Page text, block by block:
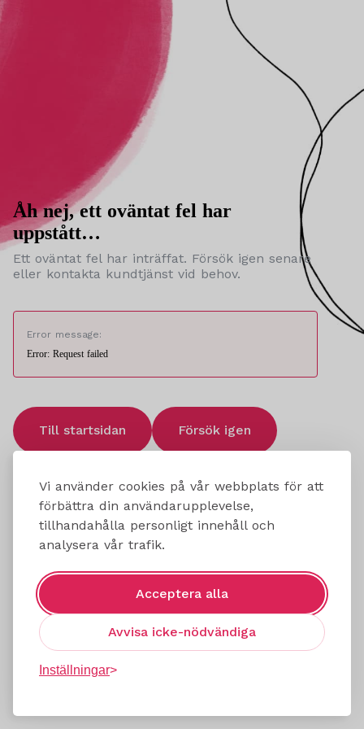
Vi använder cookies på vår webbplats för att
förbättra din användarupplevelse,
tillhandahålla personligt innehåll och
analysera vår trafik.
Acceptera alla
Avvisa icke-nödvändiga
Inställningar
Åh nej, ett oväntat fel har
uppstått…
Ett oväntat fel har inträffat. Försök igen senare
eller kontakta kundtjänst vid behov.
Error message:
Error: Request failed
Till startsidan Försök igen